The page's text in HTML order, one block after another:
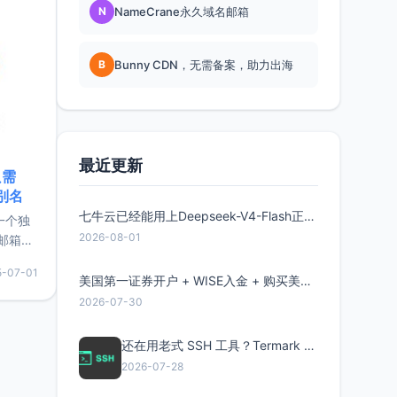
名
个独
箱等
较有
惠的
07-01
N NameCrane永久域名邮箱
B Bunny CDN，无需备案，助力出海
最近更新
七牛云已经能用上Deepseek-V4-Flash正式版了，点此领取300万Token
2026-08-01
美国第一证券开户 + WISE入金 + 购买美股全流程分享
2026-07-30
还在用老式 SSH 工具？Termark 新一代跨平台智能SSH客户端了解一下
2026-07-28